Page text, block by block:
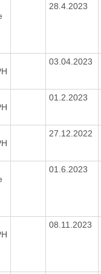
28.4.2023
03.04.2023
01.2.2023
27.12.2022
01.6.2023
08.11.2023